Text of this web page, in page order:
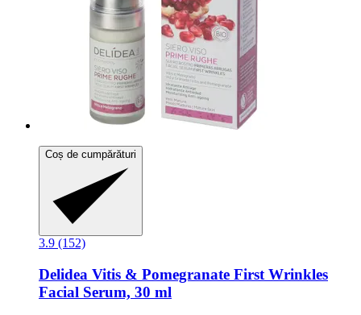
Coș de cumpărături
3.9 (152)
Delidea Vitis & Pomegranate First Wrinkles
Facial Serum, 30 ml